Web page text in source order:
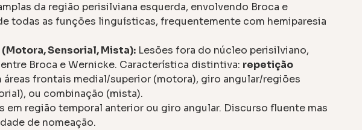
da região perisilviana esquerda, envolvendo Broca e
todas as funções linguísticas, frequentemente com hemiparesia
Sensorial, Mista): Lesões fora do núcleo perisilviano,
Broca e Wernicke. Característica distintiva: repetição
áreas frontais medial/superior (motora), giro angular/regiões
ou combinação (mista).
em região temporal anterior ou giro angular. Discurso fluente mas
de nomeação.